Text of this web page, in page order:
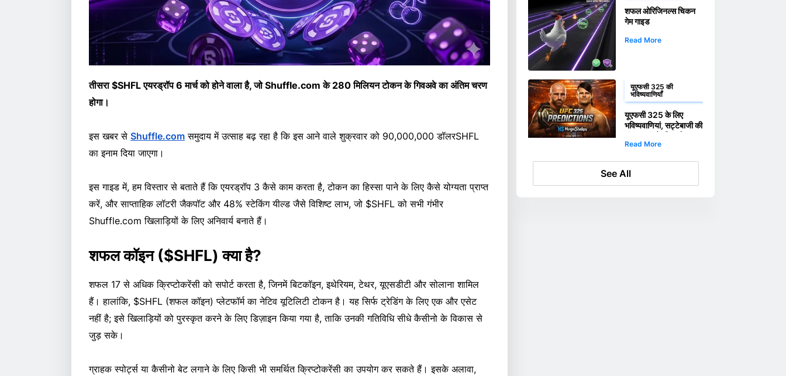
तीसरा $SHFL एयरड्रॉप 6 मार्च को होने वाला है, जो Shuffle.com के 280 मिलियन टोकन के गिवअवे का अंतिम चरण
होगा।
इस खबर से Shuffle.com समुदाय में उत्साह बढ़ रहा है कि इस आने वाले शुक्रवार को 90,000,000 डॉलरSHFL
का इनाम दिया जाएगा।
इस गाइड में, हम विस्तार से बताते हैं कि एयरड्रॉप 3 कैसे काम करता है, टोकन का हिस्सा पाने के लिए कैसे योग्यता प्राप्त
करें, और साप्ताहिक लॉटरी जैकपॉट और 48% स्टेकिंग यील्ड जैसे विशिष्ट लाभ, जो $SHFL को सभी गंभीर
Shuffle.com खिलाड़ियों के लिए अनिवार्य बनाते हैं।
शफल कॉइन ($SHFL) क्या है?
शफल 17 से अधिक क्रिप्टोकरेंसी को सपोर्ट करता है, जिनमें बिटकॉइन, इथेरियम, टेथर, यूएसडीटी और सोलाना शामिल
हैं। हालांकि, $SHFL (शफल कॉइन) प्लेटफॉर्म का नेटिव यूटिलिटी टोकन है। यह सिर्फ ट्रेडिंग के लिए एक और एसेट
नहीं है; इसे खिलाड़ियों को पुरस्कृत करने के लिए डिज़ाइन किया गया है, ताकि उनकी गतिविधि सीधे कैसीनो के विकास से
जुड़ सके।
ग्राहक स्पोर्ट्स या कैसीनो बेट लगाने के लिए किसी भी समर्थित क्रिप्टोकरेंसी का उपयोग कर सकते हैं। इसके अलावा,
शफल ओरिजिनल्स चिकन
गेम गाइड
Read More
यूएफसी 325 की
भविष्यवाणियाँ
यूएफसी 325 के लिए
भविष्यवाणियां, सट्टेबाजी की
सट्टेबाजी के प्रचार
Read More
See All